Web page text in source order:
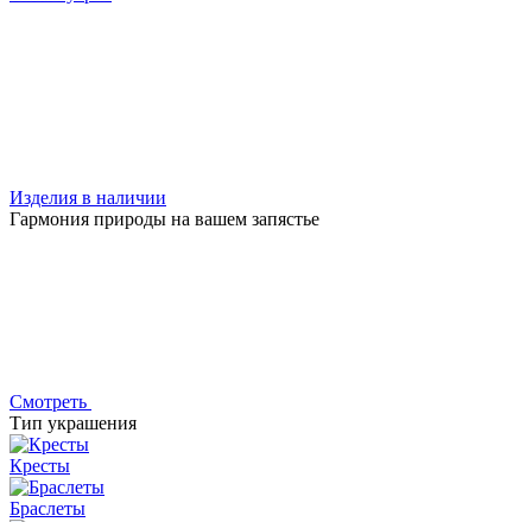
Изделия в наличии
Гармония природы на вашем запястье
Смотреть
Тип украшения
Кресты
Браслеты